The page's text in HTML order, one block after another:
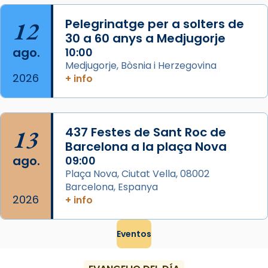
Foto
View on Facebook ·
12
ago.
2026
Pelegrinatge per a solters de
30 a 60 anys a Medjugorje
10:00
Medjugorje, Bòsnia i Herzegovina
+ info
13
ago.
2026
437 Festes de Sant Roc de
Barcelona a la plaça Nova
09:00
Plaça Nova, Ciutat Vella, 08002
Barcelona, Espanya
+ info
Eventos